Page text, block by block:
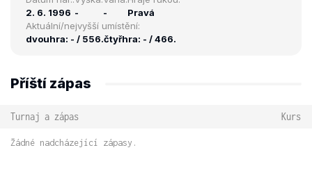
2. 6. 1996 -
-
Pravá
Aktuální/nejvyšší umístění:
dvouhra: - / 556.čtyřhra: - / 466.
Příští zápas
Turnaj a zápas Kurs
Žádné nadcházející zápasy.